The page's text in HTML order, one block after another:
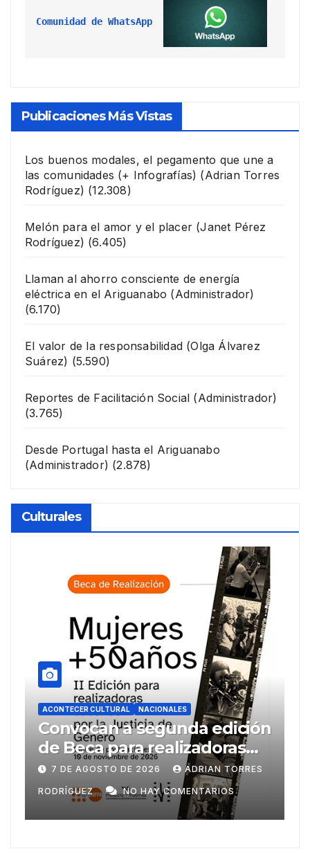
Comunidad de WhatsApp
Publicaciones Más Vistas
Los buenos modales, el pegamento que une a
las comunidades (+ Infografías) (Adrian Torres
Rodríguez) (12.308)
Melón para el amor y el placer (Janet Pérez
Rodríguez) (6.405)
Llaman al ahorro consciente de energía
eléctrica en el Ariguanabo (Administrador)
(6.170)
El valor de la responsabilidad (Olga Álvarez
Suárez) (5.590)
Reportes de Facilitación Social (Administrador)
(3.765)
Desde Portugal hasta el Ariguanabo
(Administrador) (2.878)
Culturales
NACIONALES
a segunda edición
realizadoras
50 años
DE 2026 ADRIAN TORRES
NO HAY COMENTARIOS
ACONTECER CULTURAL
Llegaran
FILH2026
6 DE AGOSTO DE
RODRÍGUEZ